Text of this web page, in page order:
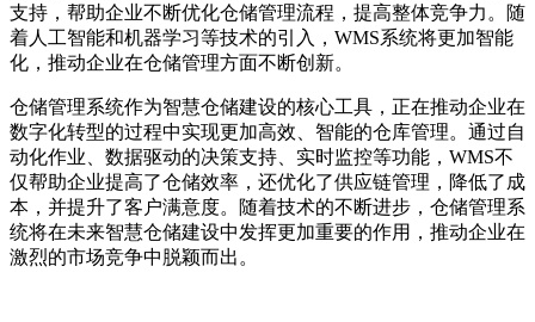
支持，帮助企业不断优化仓储管理流程，提高整体竞争力。随
着人工智能和机器学习等技术的引入，WMS系统将更加智能
化，推动企业在仓储管理方面不断创新。
仓储管理系统作为智慧仓储建设的核心工具，正在推动企业在
数字化转型的过程中实现更加高效、智能的仓库管理。通过自
动化作业、数据驱动的决策支持、实时监控等功能，WMS不
仅帮助企业提高了仓储效率，还优化了供应链管理，降低了成
本，并提升了客户满意度。随着技术的不断进步，仓储管理系
统将在未来智慧仓储建设中发挥更加重要的作用，推动企业在
激烈的市场竞争中脱颖而出。